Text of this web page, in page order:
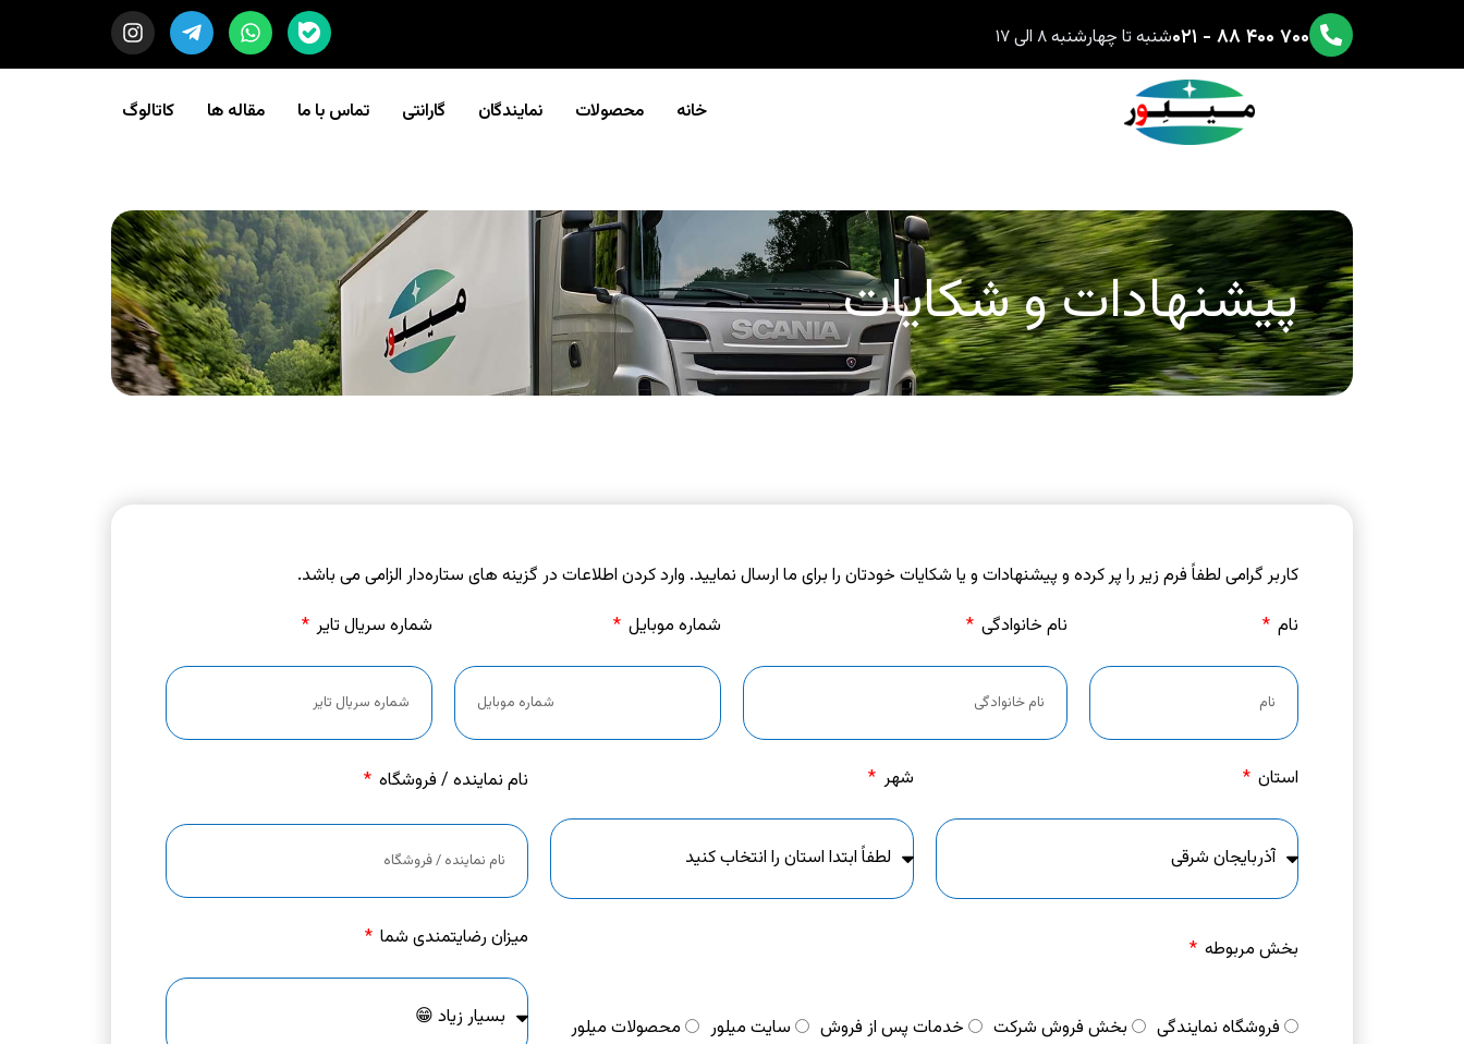
۷۰۰ ۴۰۰ ۸۸ - ۰۲۱ شنبه تا چهارشنبه ۸ الی ۱۷
خانه محصولات نمایندگان گارانتی تماس با ما مقاله ها کاتالوگ
پیشنهادات و شکایات
کاربر گرامی لطفاً فرم زیر را پر کرده و پیشنهادات و یا شکایات خودتان را برای ما ارسال نمایید. وارد کردن اطلاعات در گزینه های ستاره‌دار الزامی می باشد.
نام
نام خانوادگی شماره موبایل شماره سریال تایر
استان شهر نام نماینده / فروشگاه
بخش مربوطه
فروشگاه نمایندگی بخش فروش شرکت خدمات پس از فروش سایت میلور محصولات میلور
میزان رضایتمندی شما